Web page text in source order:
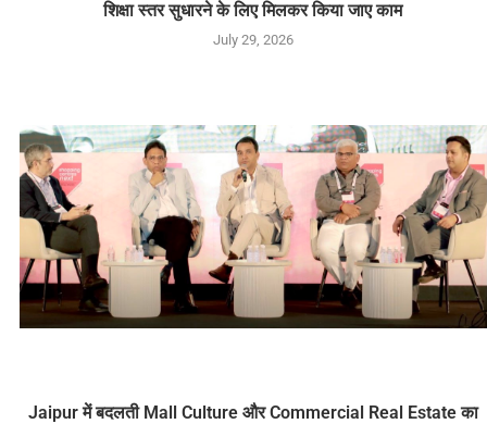
शिक्षा स्तर सुधारने के लिए मिलकर किया जाए काम
July 29, 2026
Jaipur में बदलती Mall Culture और Commercial Real Estate का